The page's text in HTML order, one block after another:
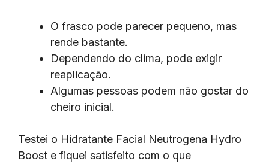
O frasco pode parecer pequeno, mas
rende bastante.
Dependendo do clima, pode exigir
reaplicação.
Algumas pessoas podem não gostar do
cheiro inicial.
Testei o Hidratante Facial Neutrogena Hydro
Boost e fiquei satisfeito com o que